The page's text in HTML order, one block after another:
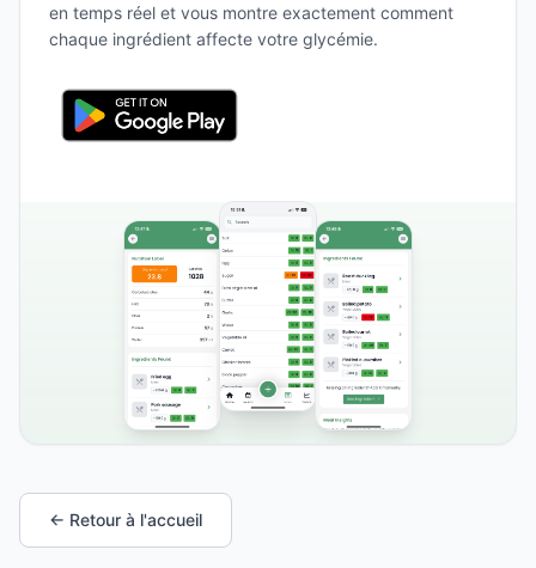
en temps réel et vous montre exactement comment
chaque ingrédient affecte votre glycémie.
← Retour à l'accueil